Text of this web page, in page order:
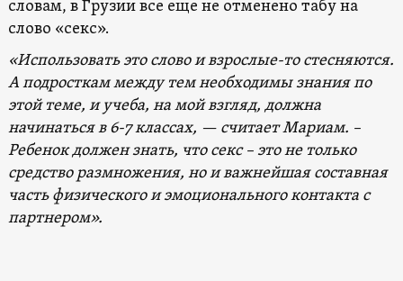
словам, в Грузии все еще не отменено табу на
слово «секс».
«Использовать это слово и взрослые-то стесняются.
А подросткам между тем необходимы знания по
этой теме, и учеба, на мой взгляд, должна
начинаться в 6-7 классах, — считает Мариам. –
Ребенок должен знать, что секс – это не только
средство размножения, но и важнейшая составная
часть физического и эмоционального контакта с
партнером».